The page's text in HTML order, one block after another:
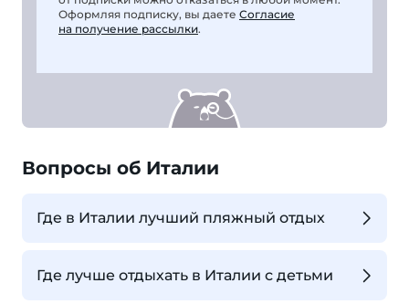
Оформляя подписку, вы даете Согласие
на получение рассылки.
Вопросы об Италии
Где в Италии лучший пляжный отдых
Где лучше отдыхать в Италии с детьми